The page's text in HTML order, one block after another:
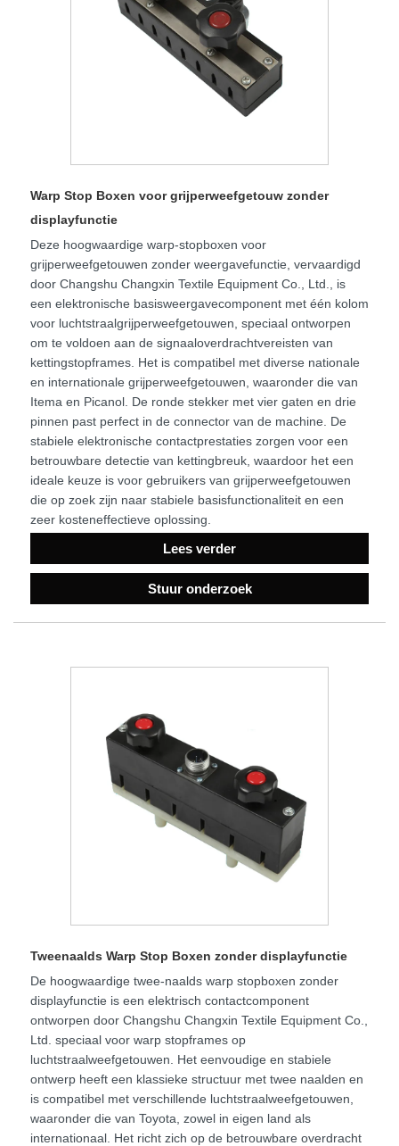
Warp Stop Boxen voor grijperweefgetouw zonder
displayfunctie
Deze hoogwaardige warp-stopboxen voor
grijperweefgetouwen zonder weergavefunctie, vervaardigd
door Changshu Changxin Textile Equipment Co., Ltd., is
een elektronische basisweergavecomponent met één kolom
voor luchtstraalgrijperweefgetouwen, speciaal ontworpen
om te voldoen aan de signaaloverdrachtvereisten van
kettingstopframes. Het is compatibel met diverse nationale
en internationale grijperweefgetouwen, waaronder die van
Itema en Picanol. De ronde stekker met vier gaten en drie
pinnen past perfect in de connector van de machine. De
stabiele elektronische contactprestaties zorgen voor een
betrouwbare detectie van kettingbreuk, waardoor het een
ideale keuze is voor gebruikers van grijperweefgetouwen
die op zoek zijn naar stabiele basisfunctionaliteit en een
zeer kosteneffectieve oplossing.
Lees verder
Stuur onderzoek
Tweenaalds Warp Stop Boxen zonder displayfunctie
De hoogwaardige twee-naalds warp stopboxen zonder
displayfunctie is een elektrisch contactcomponent
ontworpen door Changshu Changxin Textile Equipment Co.,
Ltd. speciaal voor warp stopframes op
luchtstraalweefgetouwen. Het eenvoudige en stabiele
ontwerp heeft een klassieke structuur met twee naalden en
is compatibel met verschillende luchtstraalweefgetouwen,
waaronder die van Toyota, zowel in eigen land als
internationaal. Het richt zich op de betrouwbare overdracht